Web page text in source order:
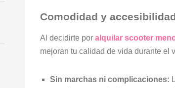
Comodidad y
Al decidirte poralquilar scooter
mejoran tu calidad de vida durante el
Sin marchas ni complicaciones: